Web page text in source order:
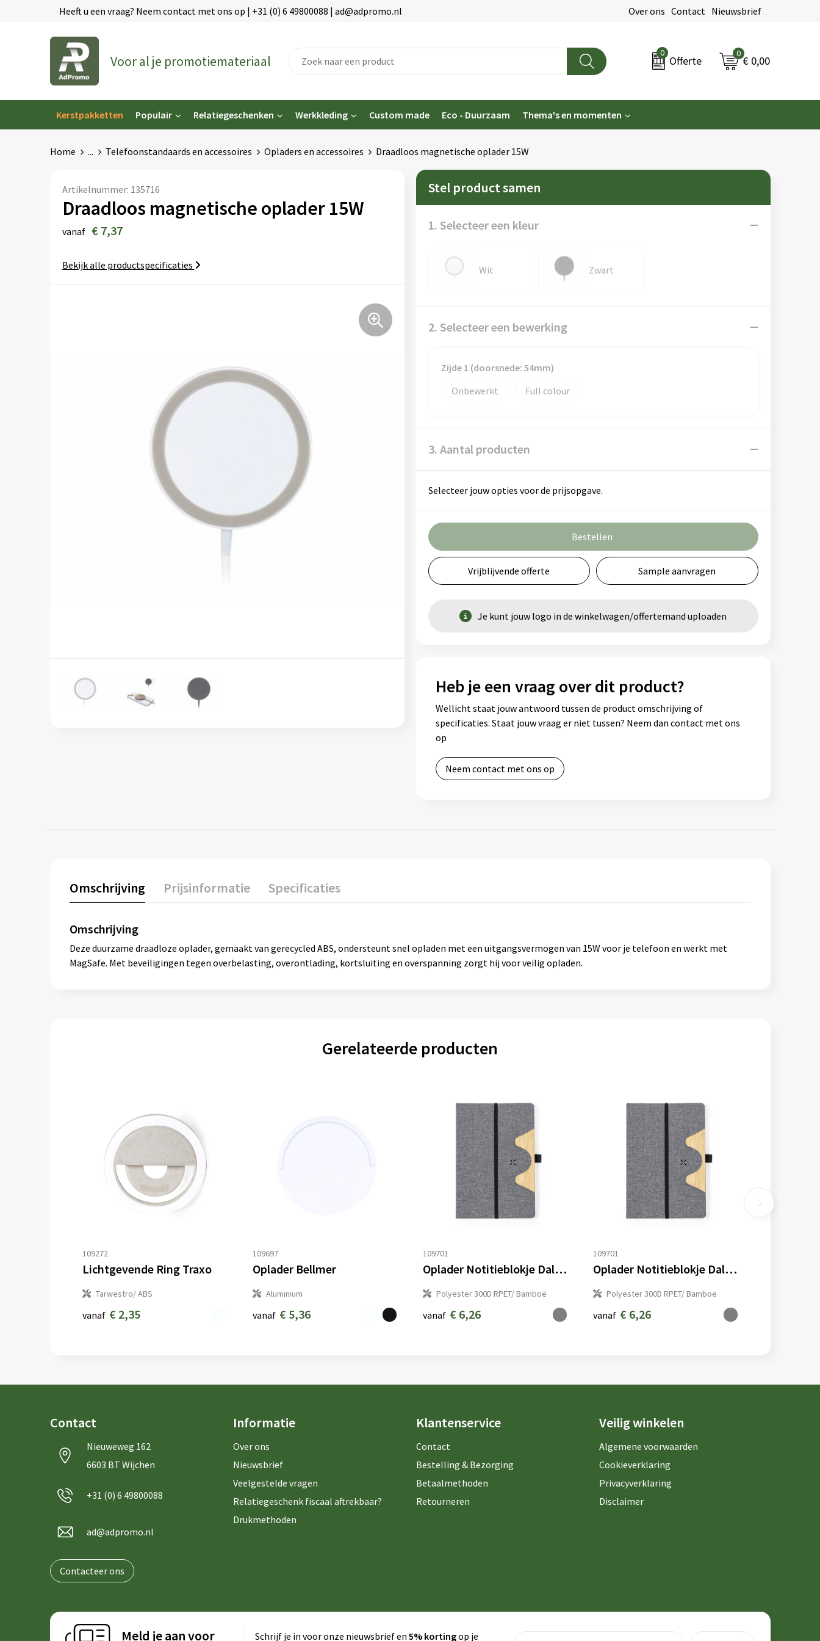
Heeft u een vraag? Neem contact met ons op | +31 (0) 6 49800088 | ad@adpromo.nl Over ons Contact Nieuwsbrief
Voor al je promotiemateriaal 0
Offerte
0
€ 0,00
Kerstpakketten Populair Relatiegeschenken Werkkleding Custom made Eco - Duurzaam Thema's en momenten
Home ... Telefoonstandaards en accessoires Opladers en accessoires Draadloos magnetische oplader 15W
Artikelnummer: 135716
Draadloos magnetische oplader 15W
vanaf € 7,37
Bekijk alle productspecificaties
Stel product samen
1. Selecteer een kleur
Wit Zwart
2. Selecteer een bewerking
Zijde 1 (doorsnede: 54mm)
Onbewerkt
Full colour
3. Aantal producten
Selecteer jouw opties voor de prijsopgave.
Bestellen
Vrijblijvende offerte Sample aanvragen
Je kunt jouw logo in de winkelwagen/offertemand uploaden
Heb je een vraag over dit product?
Wellicht staat jouw antwoord tussen de product omschrijving of
specificaties. Staat jouw vraag er niet tussen? Neem dan contact met ons
op
Neem contact met ons op
Omschrijving Prijsinformatie Specificaties
Omschrijving
Deze duurzame draadloze oplader, gemaakt van gerecycled ABS, ondersteunt snel opladen met een uitgangsvermogen van 15W voor je telefoon en werkt met
MagSafe. Met beveiligingen tegen overbelasting, overontlading, kortsluiting en overspanning zorgt hij voor veilig opladen.
Gerelateerde producten
109272
Lichtgevende Ring Traxo
Tarwestro/ ABS
vanaf € 2,35
109697
Oplader Bellmer
Aluminium
vanaf € 5,36
109701
Oplader Notitieblokje Dalou
Polyester 300D RPET/ Bamboe
vanaf € 6,26
109701
Oplader Notitieblokje Dalou
Polyester 300D RPET/ Bamboe
vanaf € 6,26
Contact
Nieuweweg 162
6603 BT Wijchen
+31 (0) 6 49800088
ad@adpromo.nl
Contacteer ons
Informatie
Over ons
Nieuwsbrief
Veelgestelde vragen
Relatiegeschenk fiscaal aftrekbaar?
Drukmethoden
Klantenservice
Contact
Bestelling & Bezorging
Betaalmethoden
Retourneren
Veilig winkelen
Algemene voorwaarden
Cookieverklaring
Privacyverklaring
Disclaimer
Meld je aan voor Schrijf je in voor onze nieuwsbrief en 5% kortingop je